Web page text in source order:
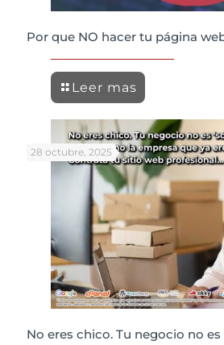
Por que NO hacer tu página
Leer mas
28 octubre, 2025
No eres chico. Tu negocio no